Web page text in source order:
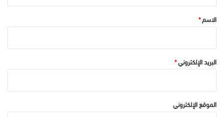
*الاسم*
البريد الإلكتروني*
الموقع الإلكتروني